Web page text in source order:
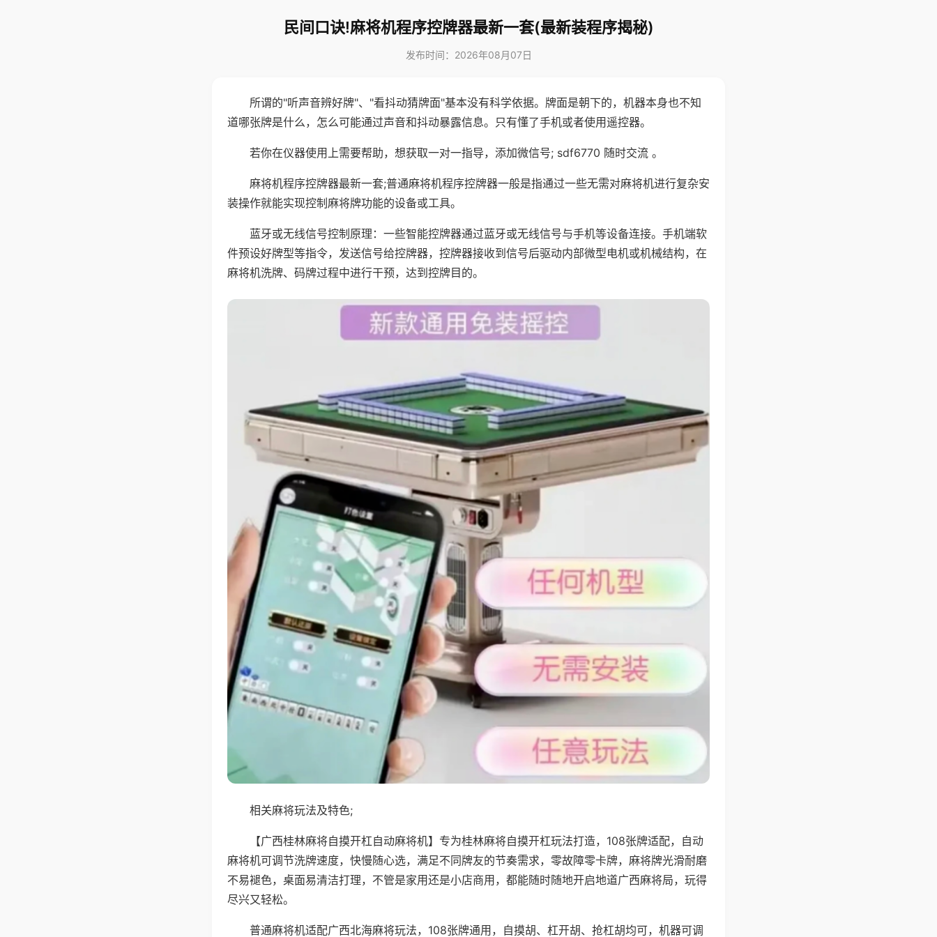
民间口诀!麻将机程序控牌器最新一套(最新装程序揭秘)
发布时间：2026年08月07日
所谓的"听声音辨好牌"、"看抖动猜牌面"基本没有科学依据。牌面是朝下的，机器本身也不知
道哪张牌是什么，怎么可能通过声音和抖动暴露信息。只有懂了手机或者使用遥控器。
若你在仪器使用上需要帮助，想获取一对一指导，添加微信号; sdf6770 随时交流 。
麻将机程序控牌器最新一套;普通麻将机程序控牌器一般是指通过一些无需对麻将机进行复杂安
装操作就能实现控制麻将牌功能的设备或工具。
蓝牙或无线信号控制原理：一些智能控牌器通过蓝牙或无线信号与手机等设备连接。手机端软
件预设好牌型等指令，发送信号给控牌器，控牌器接收到信号后驱动内部微型电机或机械结构，在
麻将机洗牌、码牌过程中进行干预，达到控牌目的。
相关麻将玩法及特色;
【广西桂林麻将自摸开杠自动麻将机】专为桂林麻将自摸开杠玩法打造，108张牌适配，自动
麻将机可调节洗牌速度，快慢随心选，满足不同牌友的节奏需求，零故障零卡牌，麻将牌光滑耐磨
不易褪色，桌面易清洁打理，不管是家用还是小店商用，都能随时随地开启地道广西麻将局，玩得
尽兴又轻松。
普通麻将机适配广西北海麻将玩法，108张牌通用，自摸胡、杠开胡、抢杠胡均可，机器可调